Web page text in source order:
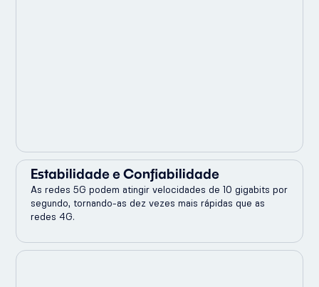
Estabilidade e Confiabilidade
As redes 5G podem atingir velocidades de 10 gigabits por
segundo, tornando-as dez vezes mais rápidas que as
redes 4G.